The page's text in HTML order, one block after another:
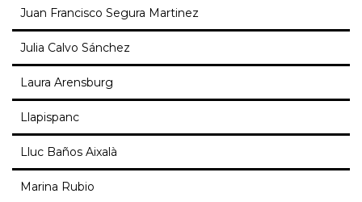
Juan Francisco Segura Martinez
Julia Calvo Sánchez
Laura Arensburg
Llapispanc
Lluc Baños Aixalà
Marina Rubio